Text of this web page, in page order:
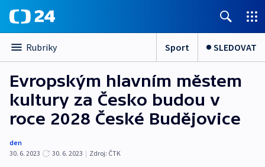
Rubriky Sport SLEDOVAT
Evropským hlavním městem
kultury za Česko budou v
roce 2028 České Budějovice
den
30. 6. 2023
30. 6. 2023 | Zdroj: ČTK